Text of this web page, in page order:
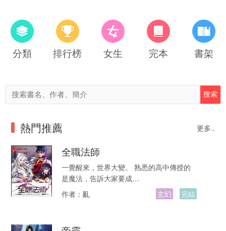
分類 排行榜 女生 完本 書架
熱門推薦 更多..
全職法師
一覺醒來，世界大變。 熟悉的高中傳授的
是魔法，告訴大家要成…
作者： 亂 玄幻 完結